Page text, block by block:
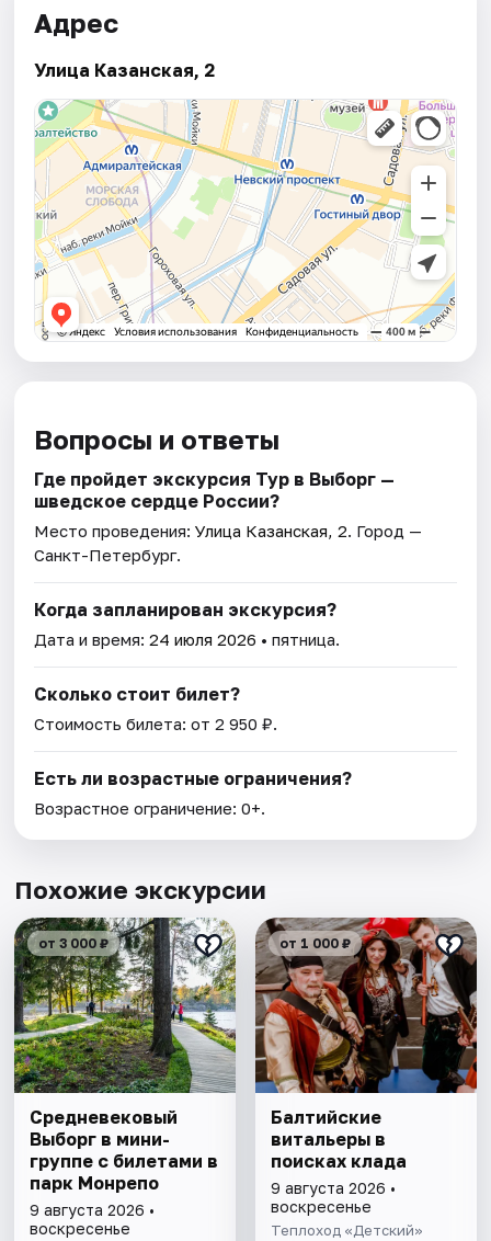
Адрес
Улица Казанская, 2
Вопросы и ответы
Где пройдет экскурсия Тур в Выборг —
шведское сердце России?
Место проведения:Улица Казанская, 2. Город —
Санкт-Петербург.
Когда запланирован экскурсия?
Дата и время:24 июля 2026 • пятница.
Сколько стоит билет?
Стоимость билета: от 2 950 ₽.
Есть ли возрастные ограничения?
Возрастное ограничение: 0+.
Похожие экскурсии
от 3 000 ₽
Cредневековый
Выборг в мини-
группе c билетами в
парк Монрепо
9 августа 2026 •
воскресенье
от 1 000 ₽
Балтийские
витальеры в
поисках клада
9 августа 2026 •
воскресенье
Теплоход «Детский»